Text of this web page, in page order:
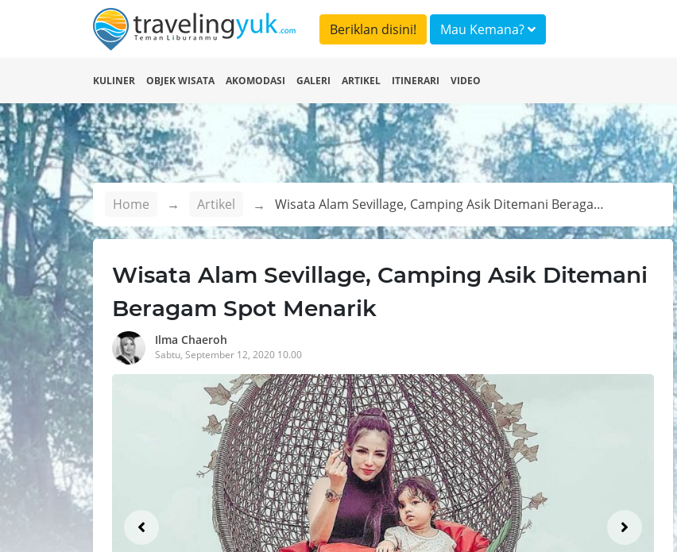
Beriklan disini! Mau Kemana?
KULINER OBJEK WISATA AKOMODASI GALERI ARTIKEL ITINERARI VIDEO
Home Artikel Wisata Alam Sevillage, Camping Asik Ditemani Beragam Spot Menarik
Wisata Alam Sevillage, Camping Asik Ditemani
Beragam Spot Menarik
Ilma Chaeroh
Sabtu, September 12, 2020 10.00